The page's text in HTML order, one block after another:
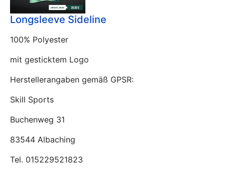
Longsleeve Sideline
100% Polyester
mit gesticktem Logo
Herstellerangaben gemäß GPSR:
Skill Sports
Buchenweg 31
83544 Albaching
Tel. 015229521823